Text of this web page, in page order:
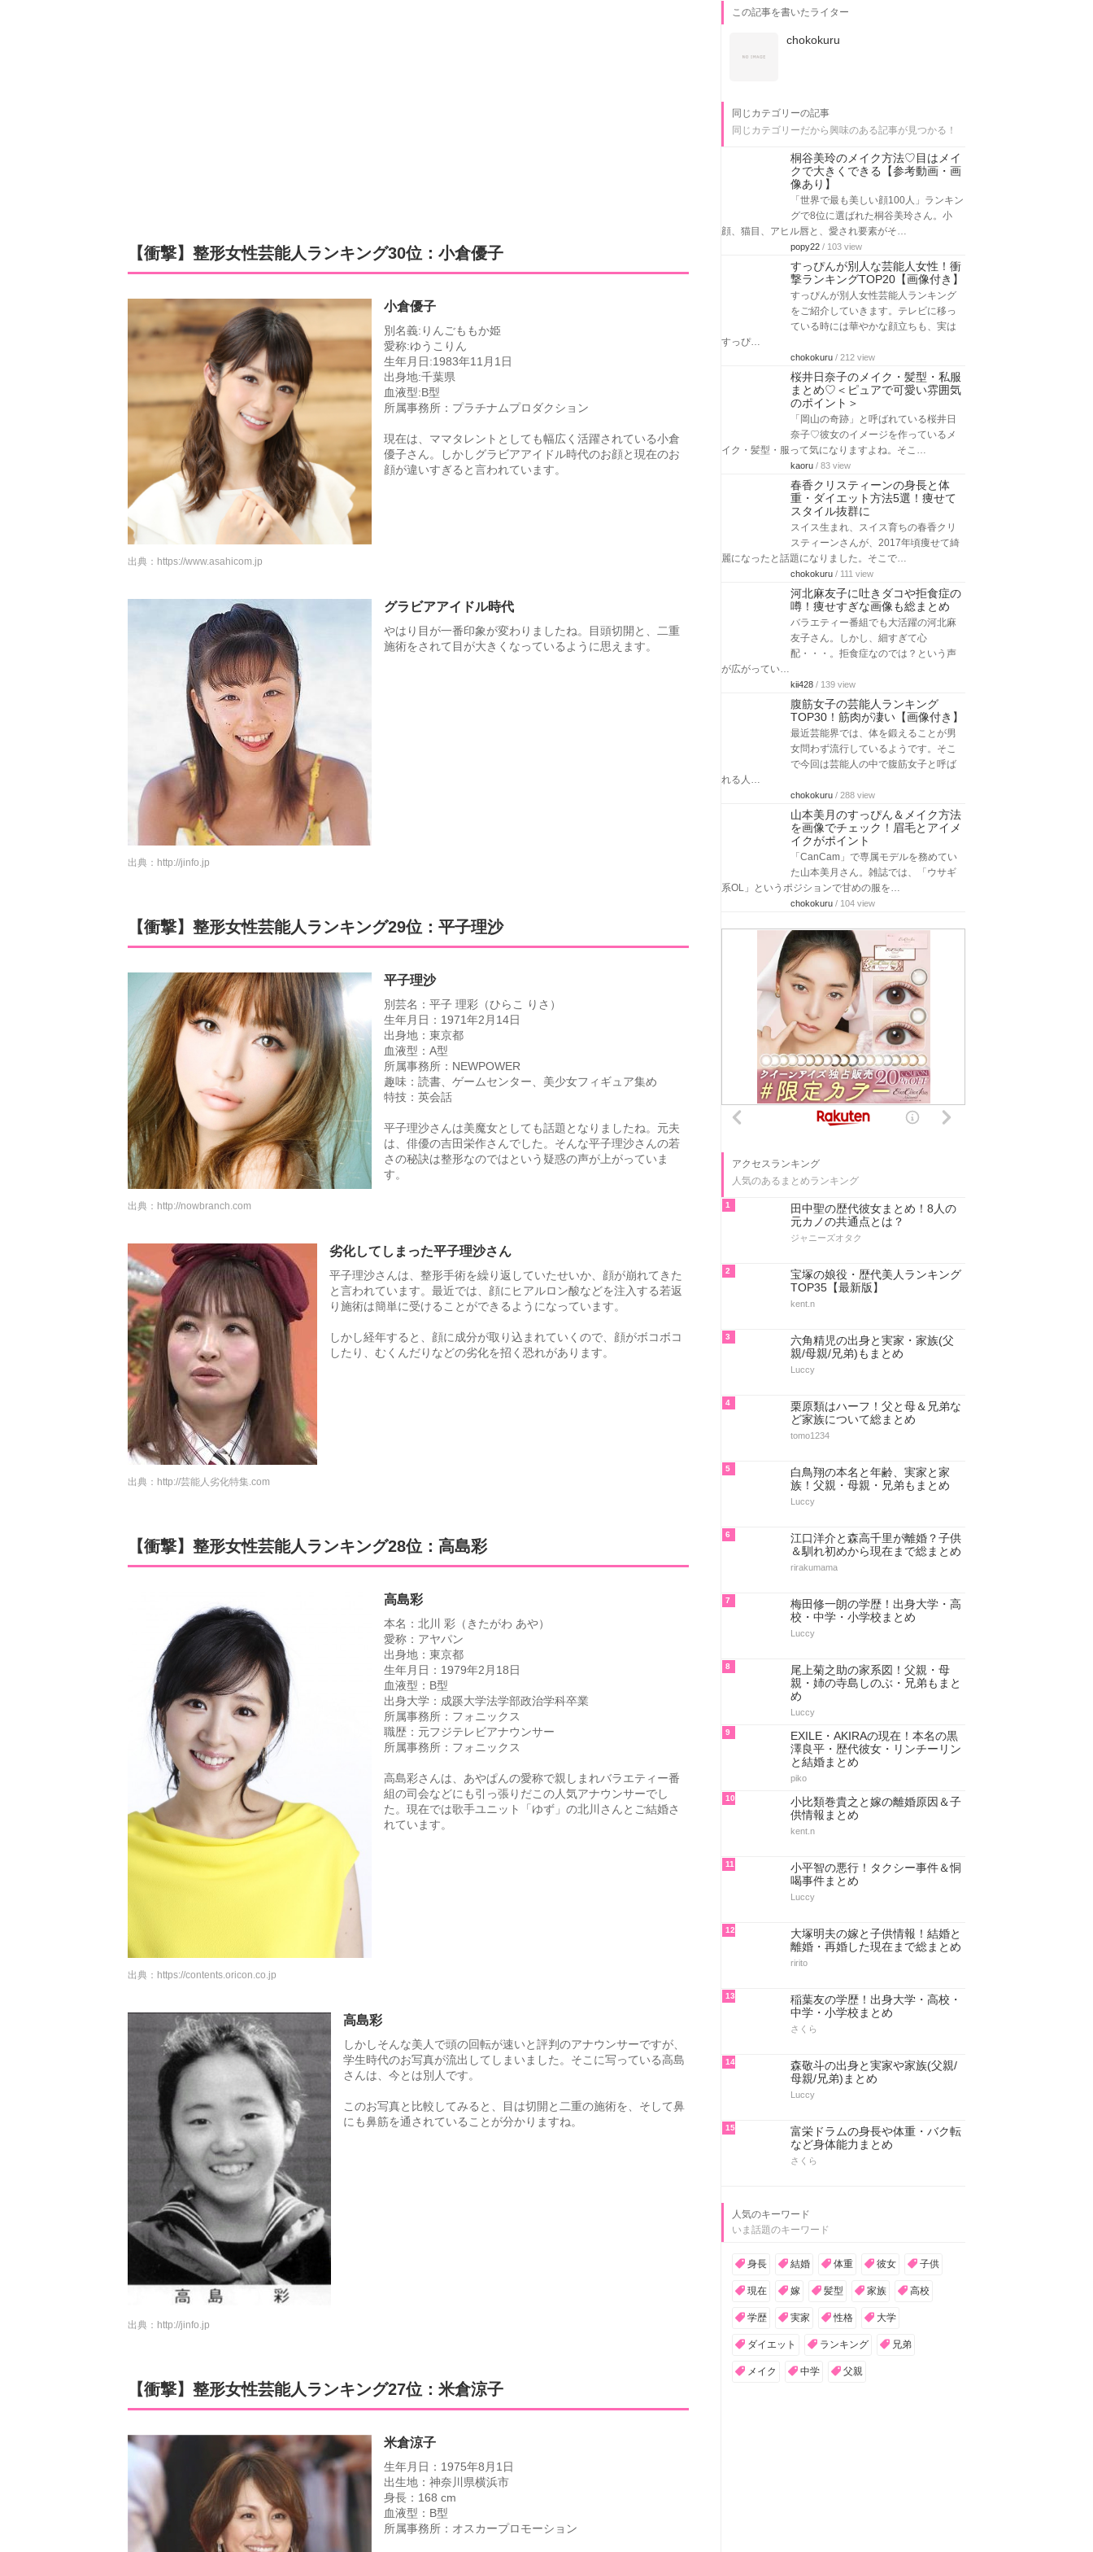
【衝撃】整形女性芸能人ランキング30位：小倉優子
小倉優子
別名義:りんごももか姫
愛称:ゆうこりん
生年月日:1983年11月1日
出身地:千葉県
血液型:B型
所属事務所：プラチナムプロダクション
現在は、ママタレントとしても幅広く活躍されている小倉
優子さん。しかしグラビアアイドル時代のお顔と現在のお
顔が違いすぎると言われています。
出典： https://www.asahicom.jp
グラビアアイドル時代
やはり目が一番印象が変わりましたね。目頭切開と、二重
施術をされて目が大きくなっているように思えます。
出典： http://jinfo.jp
【衝撃】整形女性芸能人ランキング29位：平子理沙
平子理沙
別芸名：平子 理彩（ひらこ りさ）
生年月日：1971年2月14日
出身地：東京都
血液型：A型
所属事務所：NEWPOWER
趣味：読書、ゲームセンター、美少女フィギュア集め
特技：英会話
平子理沙さんは美魔女としても話題となりましたね。元夫
は、俳優の吉田栄作さんでした。そんな平子理沙さんの若
さの秘訣は整形なのではという疑惑の声が上がっていま
す。
出典： http://nowbranch.com
劣化してしまった平子理沙さん
平子理沙さんは、整形手術を繰り返していたせいか、顔が崩れてきた
と言われています。最近では、顔にヒアルロン酸などを注入する若返
り施術は簡単に受けることができるようになっています。
しかし経年すると、顔に成分が取り込まれていくので、顔がボコボコ
したり、むくんだりなどの劣化を招く恐れがあります。
出典： http://芸能人劣化特集.com
【衝撃】整形女性芸能人ランキング28位：高島彩
高島彩
本名：北川 彩（きたがわ あや）
愛称：アヤパン
出身地：東京都
生年月日：1979年2月18日
血液型：B型
出身大学：成蹊大学法学部政治学科卒業
所属事務所：フォニックス
職歴：元フジテレビアナウンサー
所属事務所：フォニックス
高島彩さんは、あやぱんの愛称で親しまれバラエティー番
組の司会などにも引っ張りだこの人気アナウンサーでし
た。現在では歌手ユニット「ゆず」の北川さんとご結婚さ
れています。
出典： https://contents.oricon.co.jp
高島彩
しかしそんな美人で頭の回転が速いと評判のアナウンサーですが、
学生時代のお写真が流出してしまいました。そこに写っている高島
さんは、今とは別人です。
このお写真と比較してみると、目は切開と二重の施術を、そして鼻
にも鼻筋を通されていることが分かりますね。
出典： http://jinfo.jp
【衝撃】整形女性芸能人ランキング27位：米倉涼子
米倉涼子
生年月日：1975年8月1日
出生地：神奈川県横浜市
身長：168 cm
血液型：B型
所属事務所：オスカープロモーション
この記事を書いたライター
chokokuru
同じカテゴリーの記事
同じカテゴリーだから興味のある記事が見つかる！
桐谷美玲のメイク方法♡目はメイ
クで大きくできる【参考動画・画
像あり】
「世界で最も美しい顔100人」ランキン
グで8位に選ばれた桐谷美玲さん。小
顔、猫目、アヒル唇と、愛され要素がそ…
popy22 / 103 view
すっぴんが別人な芸能人女性！衝
撃ランキングTOP20【画像付き】
すっぴんが別人女性芸能人ランキング
をご紹介していきます。テレビに移っ
ている時には華やかな顔立ちも、実は
すっぴ…
chokokuru / 212 view
桜井日奈子のメイク・髪型・私服
まとめ♡＜ピュアで可愛い雰囲気
のポイント＞
「岡山の奇跡」と呼ばれている桜井日
奈子♡彼女のイメージを作っているメ
イク・髪型・服って気になりますよね。そこ…
kaoru / 83 view
春香クリスティーンの身長と体
重・ダイエット方法5選！痩せて
スタイル抜群に
スイス生まれ、スイス育ちの春香クリ
スティーンさんが、2017年頃痩せて綺
麗になったと話題になりました。そこで…
chokokuru / 111 view
河北麻友子に吐きダコや拒食症の
噂！痩せすぎな画像も総まとめ
バラエティー番組でも大活躍の河北麻
友子さん。しかし、細すぎて心
配・・・。拒食症なのでは？という声
が広がってい…
kii428 / 139 view
腹筋女子の芸能人ランキング
TOP30！筋肉が凄い【画像付き】
最近芸能界では、体を鍛えることが男
女問わず流行しているようです。そこ
で今回は芸能人の中で腹筋女子と呼ば
れる人…
chokokuru / 288 view
山本美月のすっぴん＆メイク方法
を画像でチェック！眉毛とアイメ
イクがポイント
「CanCam」で専属モデルを務めてい
た山本美月さん。雑誌では、「ウサギ
系OL」というポジションで甘めの服を…
chokokuru / 104 view
アクセスランキング
人気のあるまとめランキング
1
田中聖の歴代彼女まとめ！8人の
元カノの共通点とは？
ジャニーズオタク
2
宝塚の娘役・歴代美人ランキング
TOP35【最新版】
kent.n
3
六角精児の出身と実家・家族(父
親/母親/兄弟)もまとめ
Luccy
4
栗原類はハーフ！父と母＆兄弟な
ど家族について総まとめ
tomo1234
5
白鳥翔の本名と年齢、実家と家
族！父親・母親・兄弟もまとめ
Luccy
6
江口洋介と森高千里が離婚？子供
＆馴れ初めから現在まで総まとめ
rirakumama
7
梅田修一朗の学歴！出身大学・高
校・中学・小学校まとめ
Luccy
8
尾上菊之助の家系図！父親・母
親・姉の寺島しのぶ・兄弟もまと
め
Luccy
9
EXILE・AKIRAの現在！本名の黒
澤良平・歴代彼女・リンチーリン
と結婚まとめ
piko
10
小比類巻貴之と嫁の離婚原因＆子
供情報まとめ
kent.n
11
小平智の悪行！タクシー事件＆恫
喝事件まとめ
Luccy
12
大塚明夫の嫁と子供情報！結婚と
離婚・再婚した現在まで総まとめ
ririto
13
稲葉友の学歴！出身大学・高校・
中学・小学校まとめ
さくら
14
森敬斗の出身と実家や家族(父親/
母親/兄弟)まとめ
Luccy
15
富栄ドラムの身長や体重・バク転
など身体能力まとめ
さくら
人気のキーワード
いま話題のキーワード
身長 結婚 体重 彼女 子供
現在 嫁 髪型 家族 高校
学歴 実家 性格 大学
ダイエット ランキング 兄弟
メイク 中学 父親